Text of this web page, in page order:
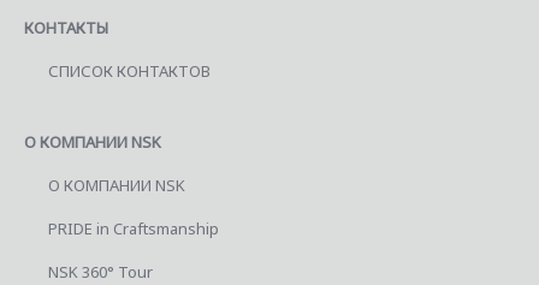
КОНТАКТЫ
СПИСОК КОНТАКТОВ
О КОМПАНИИ NSK
О КОМПАНИИ NSK
PRIDE in Craftsmanship
NSK 360° Tour